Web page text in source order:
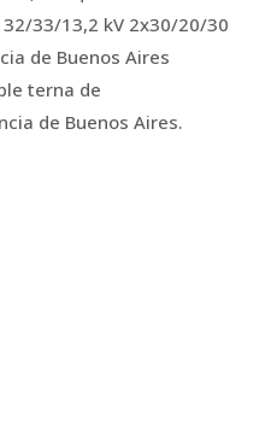
33/13,2 kV 2x30/20/30
de Buenos Aires
terna de
de Buenos Aires.